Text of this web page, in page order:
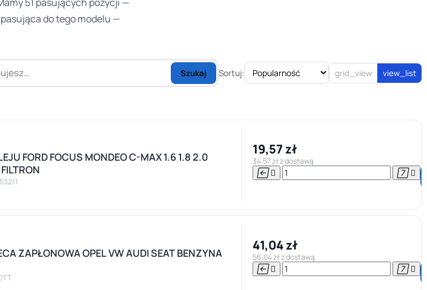
do tego modelu —
Szukaj Sortuj: grid_view view_list
FORD FOCUS MONDEO C-MAX 1.6 1.8 2.0
1
19,57 zł
34,57 zł z dostawą
   
ZAPŁONOWA OPEL VW AUDI SEAT BENZYNA
41,04 zł
56,04 zł z dostawą
   